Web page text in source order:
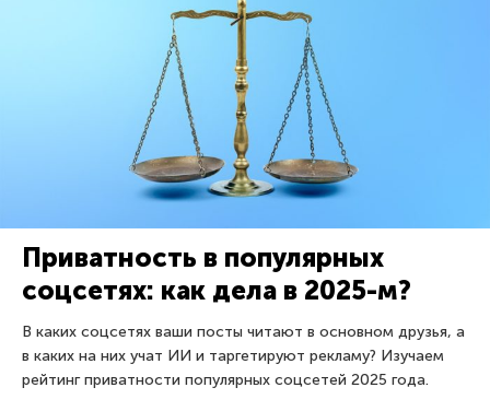
Приватность в популярных
соцсетях: как дела в 2025-м?
В каких соцсетях ваши посты читают в основном друзья, а
в каких на них учат ИИ и таргетируют рекламу? Изучаем
рейтинг приватности популярных соцсетей 2025 года.